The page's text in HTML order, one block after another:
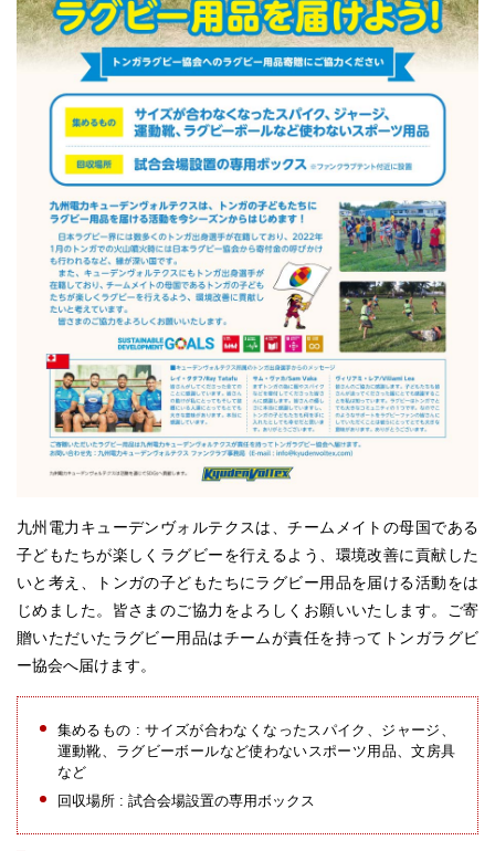
九州電力キューデンヴォルテクスは、チームメイトの母国である
子どもたちが楽しくラグビーを行えるよう、環境改善に貢献した
いと考え、トンガの子どもたちにラグビー用品を届ける活動をは
じめました。皆さまのご協力をよろしくお願いいたします。ご寄
贈いただいたラグビー用品はチームが責任を持ってトンガラグビ
ー協会へ届けます。
集めるもの : サイズが合わなくなったスパイク、ジャージ、
運動靴、ラグビーボールなど使わないスポーツ用品、文房具
など
回収場所 : 試合会場設置の専用ボックス